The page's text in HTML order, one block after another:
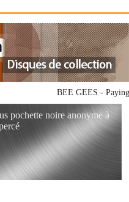
BEE GEES -
pochette noire anonyme à